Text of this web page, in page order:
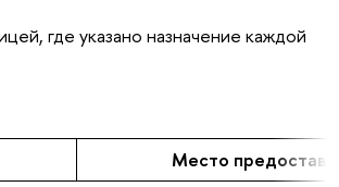
где указано назначение каждой
Место